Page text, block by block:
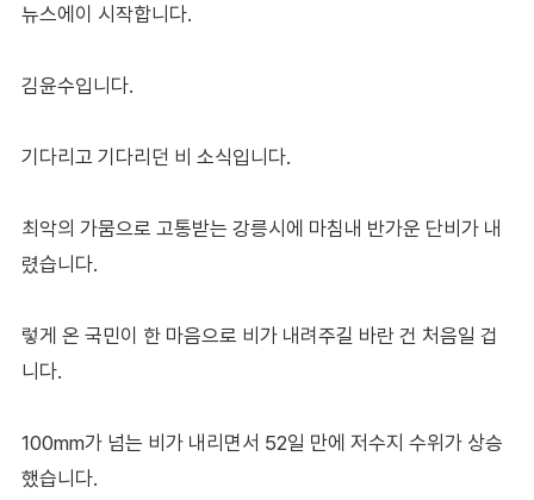
뉴스에이 시작합니다.
김윤수입니다.
기다리고 기다리던 비 소식입니다.
최악의 가뭄으로 고통받는 강릉시에 마침내 반가운 단비가 내
렸습니다.
렇게 온 국민이 한 마음으로 비가 내려주길 바란 건 처음일 겁
니다.
100mm가 넘는 비가 내리면서 52일 만에 저수지 수위가 상승
했습니다.